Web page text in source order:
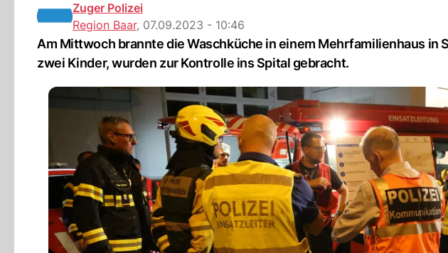
Zuger Polizei
Region Baar, 07.09.2023 - 10:46
Am Mittwoch brannte die Waschküche in einem Mehrfamilienhaus in
zwei Kinder, wurden zur Kontrolle ins Spital gebracht.